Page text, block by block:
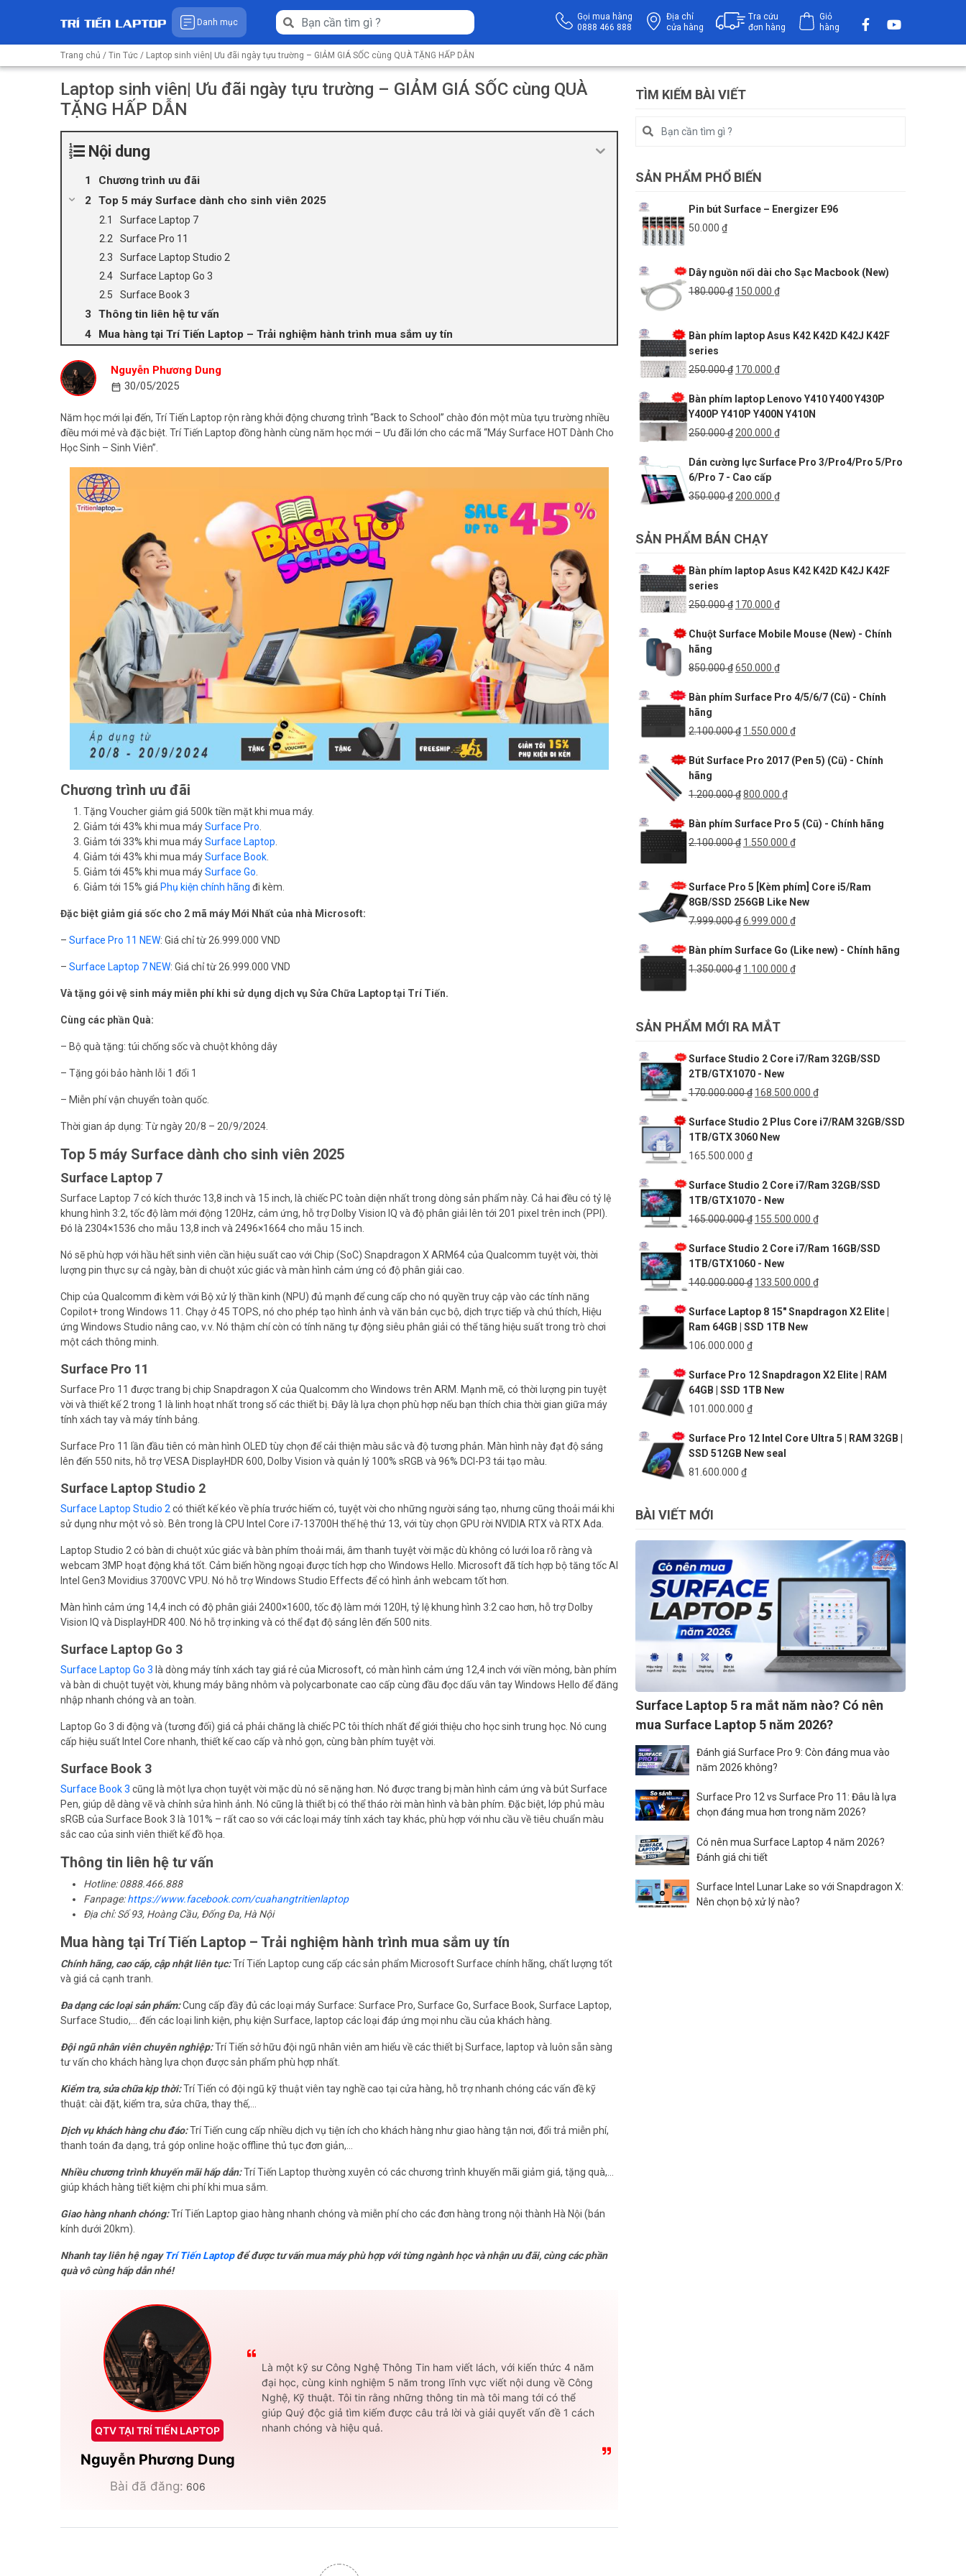
Danh mục
Gọi mua hàng
0888 466 888
Địa chỉ
cửa hàng
Tra cứu
đơn hàng
Giỏ
hàng
Trang chủ / Tin Tức / Laptop sinh viên| Ưu đãi ngày tựu trường – GIẢM GIÁ SỐC cùng QUÀ TẶNG HẤP DẪN
Laptop sinh viên| Ưu đãi ngày tựu trường – GIẢM GIÁ SỐC cùng QUÀ
TẶNG HẤP DẪN
Nội dung
Chương trình ưu đãi
Top 5 máy Surface dành cho sinh viên 2025
Surface Laptop 7
Surface Pro 11
Surface Laptop Studio 2
Surface Laptop Go 3
Surface Book 3
Thông tin liên hệ tư vấn
Mua hàng tại Trí Tiến Laptop – Trải nghiệm hành trình mua sắm uy tín
Nguyễn Phương Dung
30/05/2025
Năm học mới lại đến, Trí Tiến Laptop rộn ràng khởi động chương trình “Back to School” chào đón một mùa tựu trường nhiều
điều mới mẻ và đặc biệt. Trí Tiến Laptop đồng hành cùng năm học mới – Ưu đãi lớn cho các mã “Máy Surface HOT Dành Cho
Học Sinh – Sinh Viên”.
Chương trình ưu đãi
Tặng Voucher giảm giá 500k tiền mặt khi mua máy.
Giảm tới 43% khi mua máySurface Pro.
Giảm tới 33% khi mua máySurface Laptop.
Giảm tới 43% khi mua máySurface Book.
Giảm tới 45% khi mua máySurface Go.
Giảm tới 15% giá Phụ kiện chính hãng đi kèm.
Đặc biệt giảm giá sốc cho 2 mã máy Mới Nhất của nhà Microsoft:
– Surface Pro 11 NEW: Giá chỉ từ 26.999.000 VND
– Surface Laptop 7 NEW: Giá chỉ từ 26.999.000 VND
Và tặng gói vệ sinh máy miễn phí khi sử dụng dịch vụ Sửa Chữa Laptop tại Trí Tiến.
Cùng các phần Quà:
– Bộ quà tặng: túi chống sốc và chuột không dây
– Tặng gói bảo hành lỗi 1 đổi 1
– Miễn phí vận chuyển toàn quốc.
Thời gian áp dụng: Từ ngày 20/8 – 20/9/2024.
Top 5 máy Surface dành cho sinh viên 2025
Surface Laptop 7
Surface Laptop 7 có kích thước 13,8 inch và 15 inch, là chiếc PC toàn diện nhất trong dòng sản phẩm này. Cả hai đều có tỷ lệ
khung hình 3:2, tốc độ làm mới động 120Hz, cảm ứng, hỗ trợ Dolby Vision IQ và độ phân giải lên tới 201 pixel trên inch (PPI).
Đó là 2304×1536 cho mẫu 13,8 inch và 2496×1664 cho mẫu 15 inch.
Nó sẽ phù hợp với hầu hết sinh viên cần hiệu suất cao với Chip (SoC) Snapdragon X ARM64 của Qualcomm tuyệt vời, thời
lượng pin thực sự cả ngày, bàn di chuột xúc giác và màn hình cảm ứng có độ phân giải cao.
Chip của Qualcomm đi kèm với Bộ xử lý thần kinh (NPU) đủ mạnh để cung cấp cho nó quyền truy cập vào các tính năng
Copilot+ trong Windows 11. Chạy ở 45 TOPS, nó cho phép tạo hình ảnh và văn bản cục bộ, dịch trực tiếp và chú thích, Hiệu
ứng Windows Studio nâng cao, v.v. Nó thậm chí còn có tính năng tự động siêu phân giải có thể tăng hiệu suất trong trò chơi
một cách thông minh.
Surface Pro 11
Surface Pro 11 được trang bị chip Snapdragon X của Qualcomm cho Windows trên ARM. Mạnh mẽ, có thời lượng pin tuyệt
vời và thiết kế 2 trong 1 là linh hoạt nhất trong số các thiết bị. Đây là lựa chọn phù hợp nếu bạn thích chia thời gian giữa máy
tính xách tay và máy tính bảng.
Surface Pro 11 lần đầu tiên có màn hình OLED tùy chọn để cải thiện màu sắc và độ tương phản. Màn hình này đạt độ sáng
lên đến 550 nits, hỗ trợ VESA DisplayHDR 600, Dolby Vision và quản lý 100% sRGB và 96% DCI-P3 tái tạo màu.
Surface Laptop Studio 2
Surface Laptop Studio 2có thiết kế kéo về phía trước hiếm có, tuyệt vời cho những người sáng tạo, nhưng cũng thoải mái khi
sử dụng như một vỏ sò. Bên trong là CPU Intel Core i7-13700H thế hệ thứ 13, với tùy chọn GPU rời NVIDIA RTX và RTX Ada.
Laptop Studio 2 có bàn di chuột xúc giác và bàn phím thoải mái, âm thanh tuyệt vời mặc dù không có lưới loa rõ ràng và
webcam 3MP hoạt động khá tốt. Cảm biến hồng ngoại được tích hợp cho Windows Hello. Microsoft đã tích hợp bộ tăng tốc AI
Intel Gen3 Movidius 3700VC VPU. Nó hỗ trợ Windows Studio Effects để có hình ảnh webcam tốt hơn.
Màn hình cảm ứng 14,4 inch có độ phân giải 2400×1600, tốc độ làm mới 120H, tỷ lệ khung hình 3:2 cao hơn, hỗ trợ Dolby
Vision IQ và DisplayHDR 400. Nó hỗ trợ inking và có thể đạt độ sáng lên đến 500 nits.
Surface Laptop Go 3
Surface Laptop Go 3 là dòng máy tính xách tay giá rẻ của Microsoft, có màn hình cảm ứng 12,4 inch với viền mỏng, bàn phím
và bàn di chuột tuyệt vời, khung máy bằng nhôm và polycarbonate cao cấp cùng đầu đọc dấu vân tay Windows Hello để đăng
nhập nhanh chóng và an toàn.
Laptop Go 3 di động và (tương đối) giá cả phải chăng là chiếc PC tôi thích nhất để giới thiệu cho học sinh trung học. Nó cung
cấp hiệu suất Intel Core nhanh, thiết kế cao cấp và nhỏ gọn, cùng bàn phím tuyệt vời.
Surface Book 3
Surface Book 3 cũng là một lựa chọn tuyệt vời mặc dù nó sẽ nặng hơn. Nó được trang bị màn hình cảm ứng và bút Surface
Pen, giúp dễ dàng vẽ và chỉnh sửa hình ảnh. Nó cũng là thiết bị có thể tháo rời màn hình và bàn phím. Đặc biệt, lớp phủ màu
sRGB của Surface Book 3 là 101% – rất cao so với các loại máy tính xách tay khác, phù hợp với nhu cầu về tiêu chuẩn màu
sắc cao của sinh viên thiết kế đồ họa.
Thông tin liên hệ tư vấn
Hotline: 0888.466.888
Fanpage:https://www.facebook.com/cuahangtritienlaptop
Địa chỉ: Số 93, Hoàng Cầu, Đống Đa, Hà Nội
Mua hàng tại Trí Tiến Laptop – Trải nghiệm hành trình mua sắm uy tín
Chính hãng, cao cấp, cập nhật liên tục:Trí Tiến Laptop cung cấp các sản phẩm Microsoft Surface chính hãng, chất lượng tốt
và giá cả cạnh tranh.
Đa dạng các loại sản phẩm:Cung cấp đầy đủ các loại máy Surface: Surface Pro, Surface Go, Surface Book, Surface Laptop,
Surface Studio,… đến các loại linh kiện, phụ kiện Surface, laptop các loại đáp ứng mọi nhu cầu của khách hàng.
Đội ngũ nhân viên chuyên nghiệp:Trí Tiến sở hữu đội ngũ nhân viên am hiểu về các thiết bị Surface, laptop và luôn sẵn sàng
tư vấn cho khách hàng lựa chọn được sản phẩm phù hợp nhất.
Kiểm tra, sửa chữa kịp thời:Trí Tiến có đội ngũ kỹ thuật viên tay nghề cao tại cửa hàng, hỗ trợ nhanh chóng các vấn đề kỹ
thuật: cài đặt, kiểm tra, sửa chữa, thay thế,…
Dịch vụ khách hàng chu đáo:Trí Tiến cung cấp nhiều dịch vụ tiện ích cho khách hàng như giao hàng tận nơi, đổi trả miễn phí,
thanh toán đa dạng, trả góp online hoặc offline thủ tục đơn giản,…
Nhiều chương trình khuyến mãi hấp dẫn:Trí Tiến Laptop thường xuyên có các chương trình khuyến mãi giảm giá, tặng quà,…
giúp khách hàng tiết kiệm chi phí khi mua sắm.
Giao hàng nhanh chóng:Trí Tiến Laptop giao hàng nhanh chóng và miễn phí cho các đơn hàng trong nội thành Hà Nội (bán
kính dưới 20km).
Nhanh tay liên hệ ngayTrí Tiến Laptopđể được tư vấn mua máy phù hợp với từng ngành học và nhận ưu đãi, cùng các phần
quà vô cùng hấp dẫn nhé!
QTV TẠI TRÍ TIẾN LAPTOP
Nguyễn Phương Dung
Bài đã đăng: 606
Là một kỹ sư Công Nghệ Thông Tin ham viết lách, với kiến thức 4 năm
đại học, cùng kinh nghiệm 5 năm trong lĩnh vực viết nội dung về Công
Nghệ, Kỹ thuật. Tôi tin rằng những thông tin mà tôi mang tới có thể
giúp Quý độc giả tìm kiếm được câu trả lời và giải quyết vấn đề 1 cách
nhanh chóng và hiệu quả.
TÌM KIẾM BÀI VIẾT
SẢN PHẨM PHỔ BIẾN
Pin bút Surface – Energizer E96
50.000 ₫
Dây nguồn nối dài cho Sạc Macbook (New)
180.000₫ Giá
180.000 ₫.
150.000 ₫Giá
là:
Bàn phím laptop Asus K42 K42D K42J K42F
series
250.000₫ Giá
là:
250.000 ₫.
170.000 ₫Giá
tại
là:
170.000 ₫.
Bàn phím laptop Lenovo Y410 Y400 Y430P
Y400P Y410P Y400N Y410N
250.000₫ Giá
là:
250.000 ₫.
200.000 ₫Giá
tại
200.000 ₫.
Dán cường lực Surface Pro 3/Pro4/Pro 5/Pro
6/Pro 7 - Cao cấp
350.000₫ Giá
350.000 ₫.
200.000 ₫Giá
SẢN PHẨM BÁN CHẠY
Bàn phím laptop Asus K42 K42D K42J K42F
series
250.000₫ Giá
là:
170.000 ₫Giá
tại
170.000 ₫.
Chuột Surface Mobile Mouse (New) - Chính
hãng
850.000₫Giá
là:
650.000 ₫Giá
tại
650.000 ₫.
Bàn phím Surface Pro 4/5/6/7 (Cũ) - Chính
hãng
2.100.000₫ Giá
là:
1.550.000 ₫Giá
tại
Bút Surface Pro 2017 (Pen 5) (Cũ) - Chính
hãng
1.200.000₫Giá
là:
1.200.000 ₫.
800.000 ₫Giá
tại
là:
Bàn phím Surface Pro 5 (Cũ) - Chính hãng
2.100.000₫ Giá
2.100.000 ₫.
1.550.000 ₫Giá
là:
1.550.000 ₫.
Surface Pro 5 [Kèm phím] Core i5/Ram
8GB/SSD 256GB Like New
7.999.000₫Giá
là:
7.999.000 ₫.
6.999.000 ₫Giá
tại
là:
Bàn phím Surface Go (Like new) - Chính hãng
1.350.000₫ Giá
1.100.000 ₫Giá
SẢN PHẨM MỚI RA MẮT
Surface Studio 2 Core i7/Ram 32GB/SSD
2TB/GTX1070 - New
170.000.000₫ Giá
là:
170.000.000 ₫.
168.500.000 ₫Giá
tại
Surface Studio 2 Plus Core i7/RAM 32GB/SSD
1TB/GTX 3060 New
165.500.000 ₫
Surface Studio 2 Core i7/Ram 32GB/SSD
1TB/GTX1070 - New
165.000.000₫ Giá
là:
165.000.000 ₫.
155.500.000 ₫Giá
tại
155.500.000 ₫.
Surface Studio 2 Core i7/Ram 16GB/SSD
1TB/GTX1060 - New
140.000.000₫ Giá
là:
140.000.000 ₫.
133.500.000 ₫Giá
tại
Surface Laptop 8 15″ Snapdragon X2 Elite |
Ram 64GB | SSD 1TB New
106.000.000 ₫
Surface Pro 12 Snapdragon X2 Elite | RAM
64GB | SSD 1TB New
101.000.000 ₫
Surface Pro 12 Intel Core Ultra 5 | RAM 32GB |
SSD 512GB New seal
81.600.000 ₫
BÀI VIẾT MỚI
Surface Laptop 5 ra mắt năm nào? Có nên
mua Surface Laptop 5 năm 2026?
Đánh giá Surface Pro 9: Còn đáng mua vào
năm 2026 không?
Surface Pro 12 vs Surface Pro 11: Đâu là lựa
chọn đáng mua hơn trong năm 2026?
Có nên mua Surface Laptop 4 năm 2026?
Đánh giá chi tiết
Surface Intel Lunar Lake so với Snapdragon X:
Nên chọn bộ xử lý nào?